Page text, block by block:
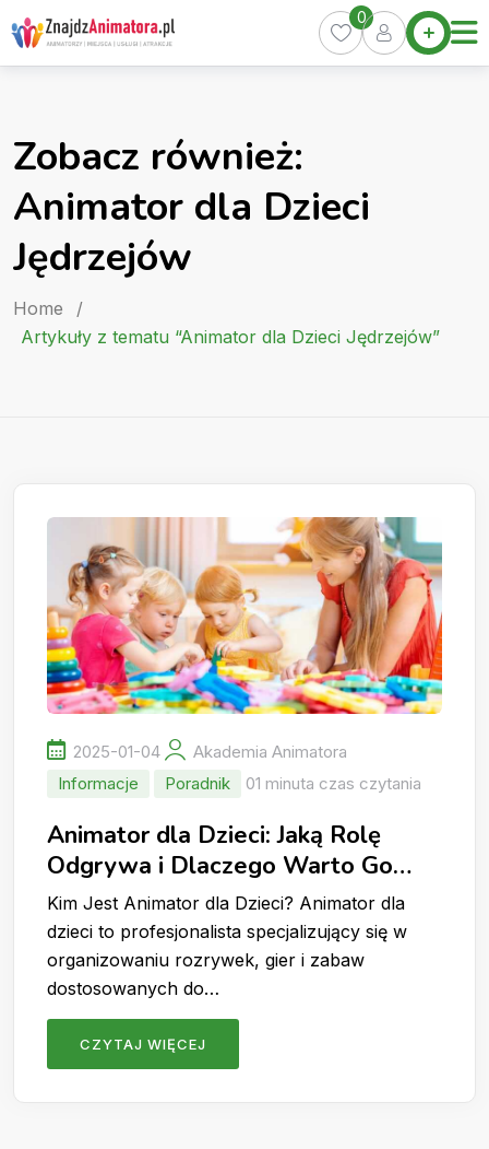
Skip
to
content
Home
Oferty
Kurs
0
Zobacz również:
Animator dla Dzieci
Jędrzejów
Home
/
Artykuły z tematu “Animator dla Dzieci Jędrzejów”
2025-01-04
Akademia Animatora
Informacje
Poradnik 01 minuta czas czytania
Animator dla Dzieci: Jaką Rolę
Odgrywa i Dlaczego Warto Go
Wynająć?
Kim Jest Animator dla Dzieci? Animator dla
dzieci to profesjonalista specjalizujący się w
organizowaniu rozrywek, gier i zabaw
dostosowanych do…
CZYTAJ WIĘCEJ